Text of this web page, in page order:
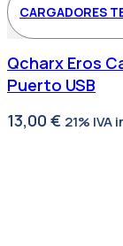
CARGADORES
Qcharx Eros
Puerto USB
13,00 € 21% IVA